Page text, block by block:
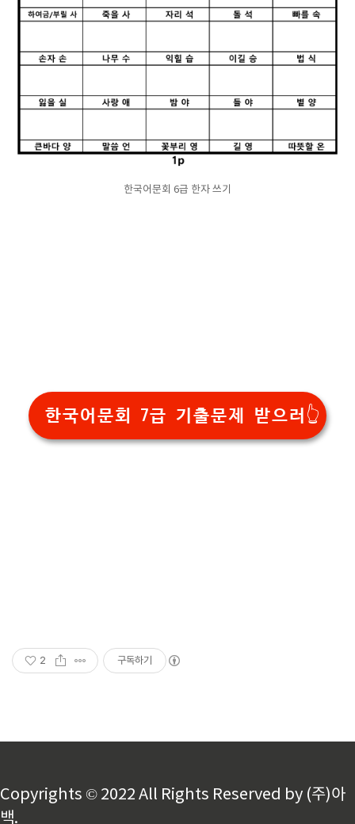
한국어문회 6급 한자 쓰기
한국어문회 7급 기출문제 받으러👆
2 구독하기
Copyrights © 2022 All Rights Reserved by (주)아
백.